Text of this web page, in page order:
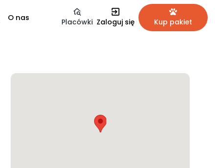
O nas Placówki Zaloguj się Kup pakiet